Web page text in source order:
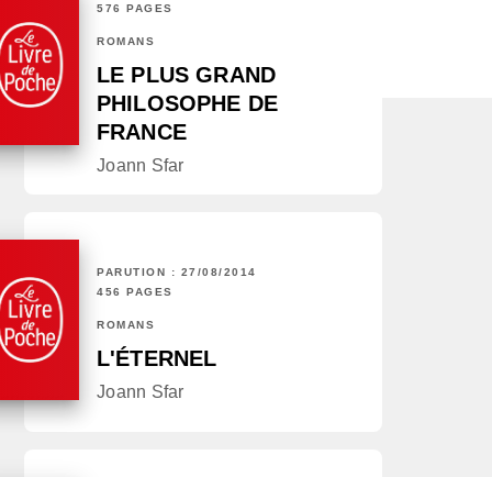
576 PAGES
ROMANS
LE PLUS GRAND
PHILOSOPHE DE
FRANCE
Joann Sfar
PARUTION : 27/08/2014
456 PAGES
ROMANS
L'ÉTERNEL
Joann Sfar